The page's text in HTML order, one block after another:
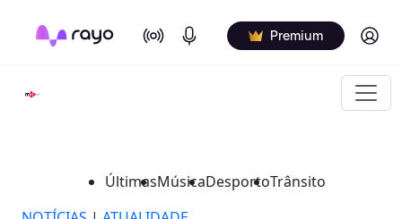
On Air Podcasts Premium Log in
ÚltimasMúsicaDesportoTrânsito